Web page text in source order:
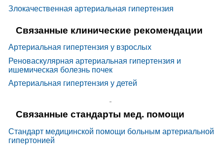
Лизиноприл
Даприл| Ирумед|Листрил|Литэн|
Лизигамма|Лизиноприл|Лизиноприл-Акрихин
Лизиноприл-OBL|Лизиноприл Органика |
Лизиноприл Реневал
|Лизиноприл Штада|
ВЕРТЕКС|Лизинотон|Лизипрекс
Принивил
Рилейс-Сановель
Моэксипри
л
Моэкс
Периндопр
|Периндоприл-алиум|
Престариум
Рамигамма | Рамиприл|Рамиприл-АКОС
Рамиприл Реневал |Рамиприл-СЗ|Рамиприл-
ВЕРТЕКС|Тритаце |Вазолонг| Хартил
Спираприл
Злокачественная артериальная гипертензия
Связанные клинические рекомендации
Артериальная гипертензия у взрослых
Реноваскулярная артериальная гипертензия и
ишемическая болезнь почек
Артериальная гипертензия у детей
Связанные стандарты мед. помощи
Стандарт медицинской помощи больным артериальной
гипертонией